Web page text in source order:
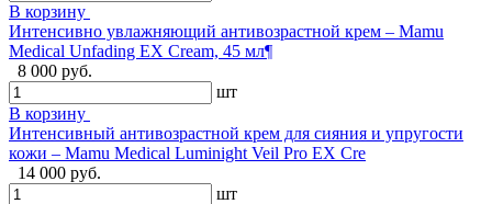
В корзину
Интенсивно увлажняющий антивозрастной крем – Mamu
Medical Unfading EX Cream, 45 мл¶
8 000 руб.
шт
В корзину
Интенсивный антивозрастной крем для сияния и упругости
кожи – Mamu Medical Luminight Veil Pro EX Cre
14 000 руб.
шт